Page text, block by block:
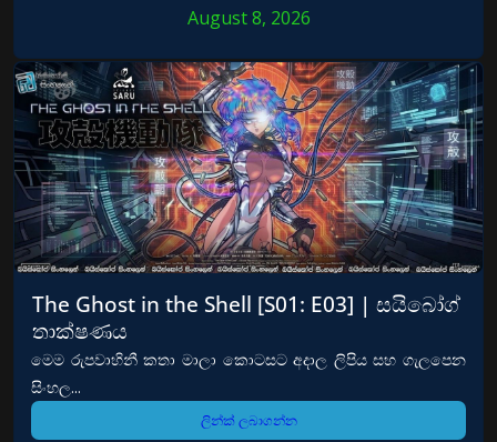
August 8, 2026
The Ghost in the Shell [S01: E03] | සයිබෝග්
තාක්ෂණය
මෙම රුපවාහිනී කතා මාලා කොටසට අදාල ලිපිය සහ ගැලපෙන
සිංහල...
ලින්ක් ලබාගන්න